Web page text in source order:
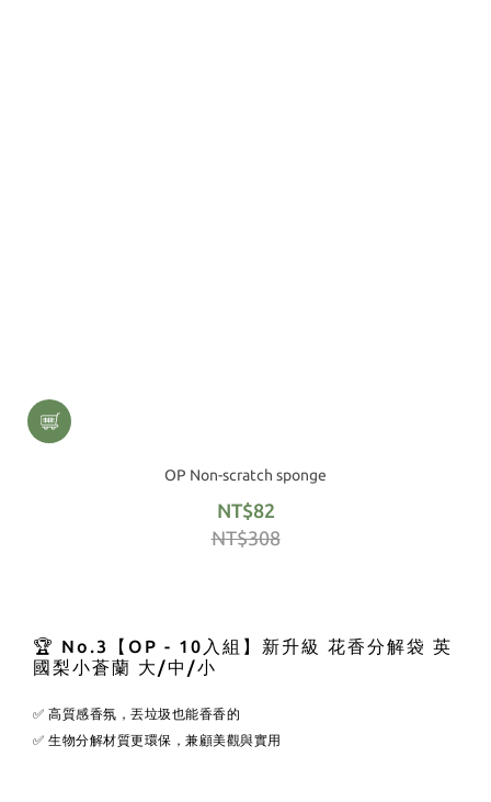
OP Non-scratch sponge
NT$82
NT$308
🏆 No.3【OP - 10入組】新升級 花香分解袋 英
國梨小蒼蘭 大/中/小
✅ 高質感香氛，丟垃圾也能香香的
✅ 生物分解材質更環保，兼顧美觀與實用